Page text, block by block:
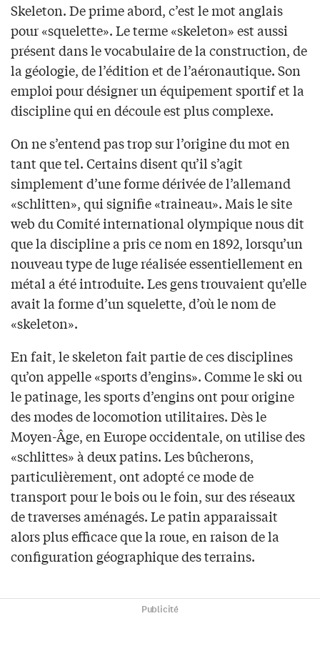
Skeleton. De prime abord, c’est le mot anglais
pour «squelette». Le terme «skeleton» est aussi
présent dans le vocabulaire de la construction, de
la géologie, de l’édition et de l’aéronautique. Son
emploi pour désigner un équipement sportif et la
discipline qui en découle est plus complexe.
On ne s’entend pas trop sur l’origine du mot en
tant que tel. Certains disent qu’il s’agit
simplement d’une forme dérivée de l’allemand
«schlitten», qui signifie «traineau». Mais le site
web du Comité international olympique nous dit
que la discipline a pris ce nom en 1892, lorsqu’un
nouveau type de luge réalisée essentiellement en
métal a été introduite. Les gens trouvaient qu’elle
avait la forme d’un squelette, d’où le nom de
«skeleton».
En fait, le skeleton fait partie de ces disciplines
qu’on appelle «sports d’engins». Comme le ski ou
le patinage, les sports d’engins ont pour origine
des modes de locomotion utilitaires. Dès le
Moyen-Âge, en Europe occidentale, on utilise des
«schlittes» à deux patins. Les bûcherons,
particulièrement, ont adopté ce mode de
transport pour le bois ou le foin, sur des réseaux
de traverses aménagés. Le patin apparaissait
alors plus efficace que la roue, en raison de la
configuration géographique des terrains.
Publicité